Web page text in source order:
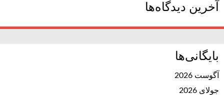
آخرین دیدگاه‌ها
بایگانی‌ها
آگوست 2026
جولای 2026